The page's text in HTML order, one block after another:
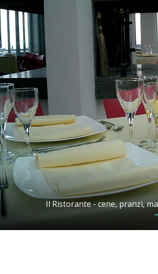
Il Ristorante - cene, pranzi,